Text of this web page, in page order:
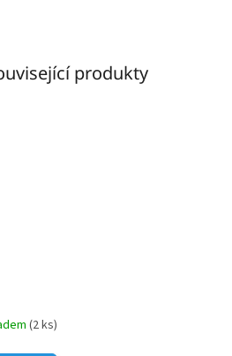
produkty
(2 ks)